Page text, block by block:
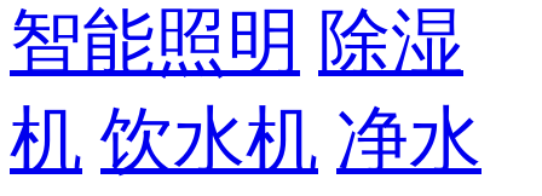
智能照明 除湿
机 饮水机 净水